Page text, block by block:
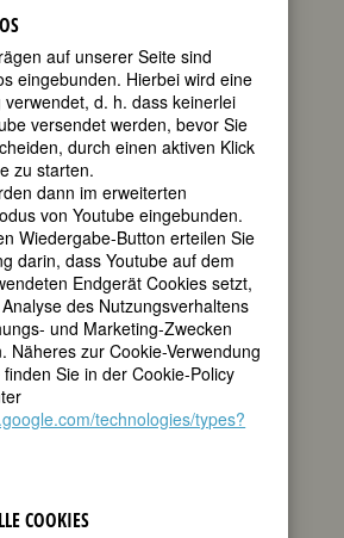
einzige
Ludwig Tiecks
am 28. Februar 2025
Literatur & Quellen
teilen
tweet
mail
Sie hat gewiß
herrliche
Geistesanlagen;
auf unserer Seite sind
eingebunden. Hierbei wird eine
verwendet, d. h. dass keinerlei
versendet werden, bevor Sie
durch einen aktiven Klick
zu starten.
dann im erweiterten
von Youtube eingebunden.
Wiedergabe-Button erteilen Sie
darin, dass Youtube auf dem
Endgerät Cookies setzt,
des Nutzungsverhaltens
und Marketing-Zwecken
Näheres zur Cookie-Verwendung
Sie in der Cookie-Policy
technologies/types?
COOKIES